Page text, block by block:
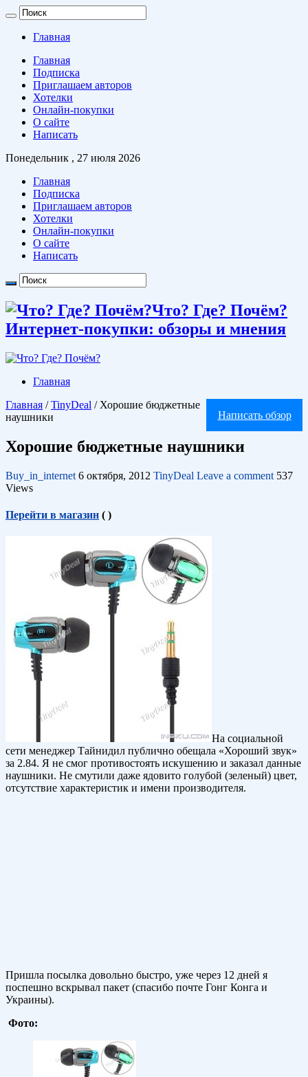
Главная
Главная
Подписка
Приглашаем авторов
Хотелки
Онлайн-покупки
О сайте
Написать
Понедельник , 27 июля 2026
Главная
Подписка
Приглашаем авторов
Хотелки
Онлайн-покупки
О сайте
Написать
Что? Где? Почём?
Интернет-покупки: обзоры и мнения
Главная
Написать обзор
Главная / TinyDeal / Хорошие бюджетные
наушники
Хорошие бюджетные наушники
Buy_in_internet 6 октября, 2012 TinyDeal Leave a comment 537
Views
Перейти в магазин ( )
На социальной
сети менеджер Тайнидил публично обещала «Хороший звук»
за 2.84. Я не смог противостоять искушению и заказал данные
наушники. Не смутили даже ядовито голубой (зеленый) цвет,
отсутствие характеристик и имени производителя.
Пришла посылка довольно быстро, уже через 12 дней я
поспешно вскрывал пакет (спасибо почте Гонг Конга и
Украины).
Фото: